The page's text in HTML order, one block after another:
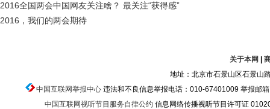
2016全国两会中国网友关注啥？ 最关注“获得感”
2016，我们的两会期待
关于本网
地址：北京市石景山区石景山
中国互联网举报中心违法和不良信息举报电话：010-67401009 举报邮
中国互联网视听节目服务自律公约 信息网络传播视听节目许可证